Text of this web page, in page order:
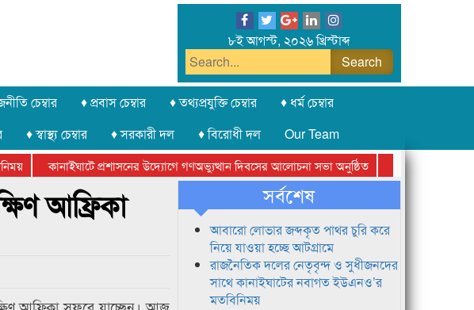
৮ই আগস্ট, ২০২৬ খ্রিস্টাব্দ
চেম্বার ♦ প্রবাস চেম্বার ♦ তথ্যপ্রযুক্তি চেম্বার
♦ ধর্ম চেম্বার
♦ স্বাস্থ্য চেম্বার ♦ সরকারী দল ♦ বিরোধী দল
Our Team
কানাইঘাটে প্রশাসনের উদ্যোগে গণঅভ্যুত্থান দিবসের আলোচনা সভা অনুষ্ঠিত
সিলেট অনলাইন
আফ্রিকা সর্বশেষ
আবারো লোভার জব্দকৃত পাথর চুরি করে
নিয়ে যাওয়া হচ্ছে আটগ্রামে
রাজনৈতিক দলের নেতৃবৃন্দ ও সুধীজনদের
সাথে কানাইঘাটের নবাগত ইউএনও’র
মতবিনিময়